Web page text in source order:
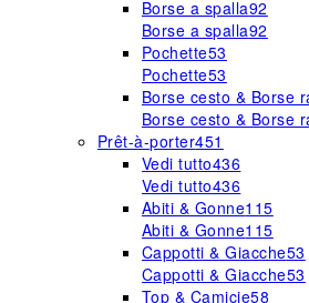
Borse a spalla92
Borse a spalla92
Pochette53
Pochette53
Borse cesto & Borse
Borse cesto & Borse
Prêt-à-porter451
Vedi tutto436
Vedi tutto436
Abiti & Gonne115
Abiti & Gonne115
Cappotti & Giacche53
Cappotti & Giacche53
Top & Camicie58